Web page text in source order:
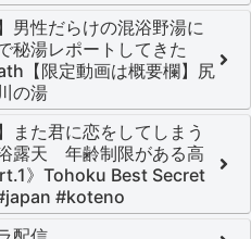
男性だらけの混浴野湯に
秘湯レポートしてきた
【限定動画は概要欄】尻
の湯
また君に恋をしてしまう
露天 年齢制限がある高
》Tohoku Best Secret
#japan #koteno